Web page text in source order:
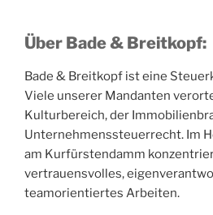
Über Bade & Breitkopf:
Bade & Breitkopf ist eine
Viele unserer Mandanten
Kulturbereich, der
Unternehmenssteuerrecht. Im
am Kurfürstendamm
vertrauensvolles,
teamorientiertes Arbeiten.